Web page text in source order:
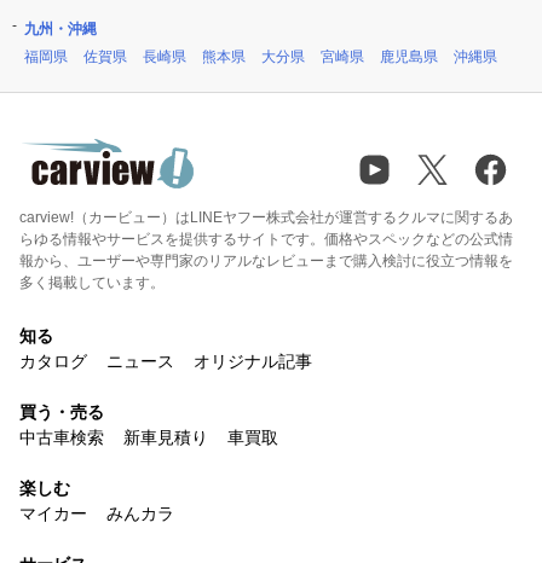
九州・沖縄
福岡県
佐賀県 長崎県 熊本県 大分県 宮崎県 鹿児島県 沖縄県
carview!（カービュー）はLINEヤフー株式会社が運営するクルマに関するあ
らゆる情報やサービスを提供するサイトです。価格やスペックなどの公式情
報から、ユーザーや専門家のリアルなレビューまで購入検討に役立つ情報を
多く掲載しています。
知る
カタログ
ニュース オリジナル記事
買う・売る
中古車検索
新車見積り 車買取
楽しむ
マイカー
みんカラ